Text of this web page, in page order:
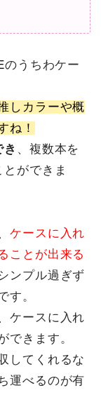
のうちわケー
しカラーや概
ね！
、複数本を
ができま
ケースに入れ
ことが出来る
ンプル過ぎず
す。
ケースに入れ
できます。
してくれるな
運べるのが有